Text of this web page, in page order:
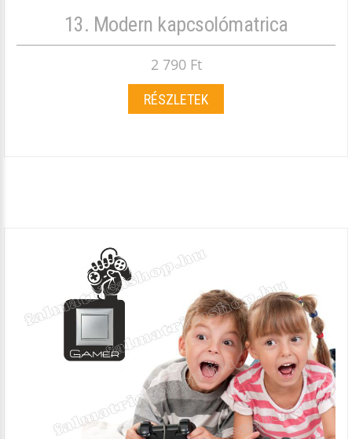
13. Modern kapcsolómatrica
2 790 Ft
RÉSZLETEK